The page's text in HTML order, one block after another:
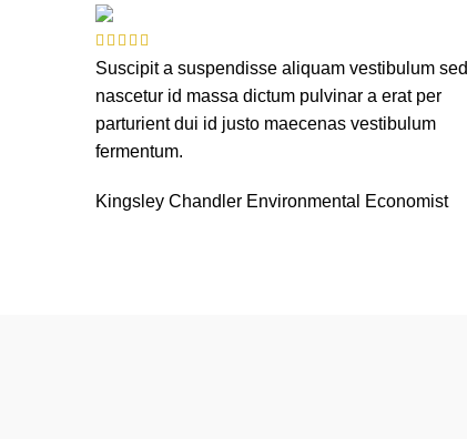
Suscipit a suspendisse aliquam vestibulum sed
nascetur id massa dictum pulvinar a erat per
parturient dui id justo maecenas vestibulum
fermentum.
Kingsley Chandler Environmental Economist